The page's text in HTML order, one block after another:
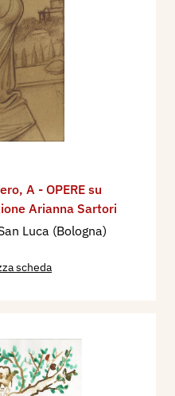
, A - OPERE su
Arianna Sartori
Luca (Bologna)
scheda